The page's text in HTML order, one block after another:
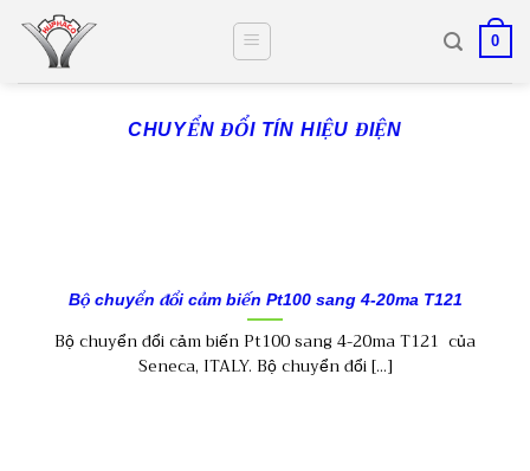
content
0
CHUYỂN ĐỔI TÍN HIỆU ĐIỆN
Bộ chuyển đổi cảm biến Pt100 sang 4-20ma T121
Bộ chuyển đổi cảm biến Pt100 sang 4-20ma T121 của
Seneca, ITALY. Bộ chuyển đổi [...]